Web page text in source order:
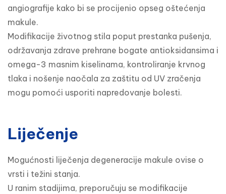
angiografije kako bi se procijenio opseg oštećenja
makule.
Modifikacije životnog stila poput prestanka pušenja,
održavanja zdrave prehrane bogate antioksidansima i
omega-3 masnim kiselinama, kontroliranje krvnog
tlaka i nošenje naočala za zaštitu od UV zračenja
mogu pomoći usporiti napredovanje bolesti.
Liječenje
Mogućnosti liječenja degeneracije makule ovise o
vrsti i težini stanja.
U ranim stadijima, preporučuju se modifikacije